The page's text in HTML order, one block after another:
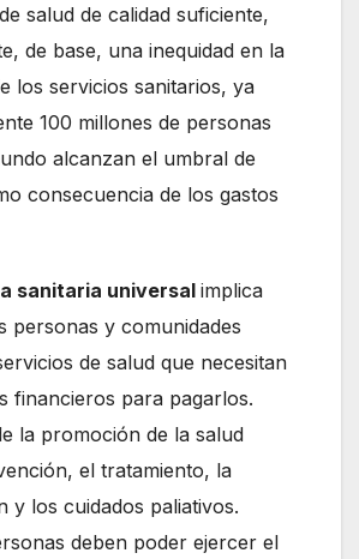
salud de calidad suficiente,
de base, una inequidad en la
los servicios sanitarios, ya
100 millones de personas
alcanzan el umbral de
consecuencia de los gastos
sanitaria universal implica
personas y comunidades
de salud que necesitan
financieros para pagarlos.
la promoción de la salud
el tratamiento, la
y los cuidados paliativos.
deben poder ejercer el